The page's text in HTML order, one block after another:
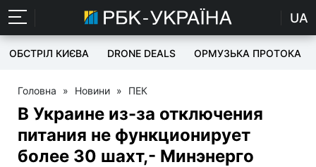
UA
ОБСТРІЛ КИЄВА DRONE DEALS ОРМУЗЬКА ПРОТОКА
Головна » Новини » ПЕК
В Украине из-за отключения
питания не функционирует
более 30 шахт,- Минэнерго